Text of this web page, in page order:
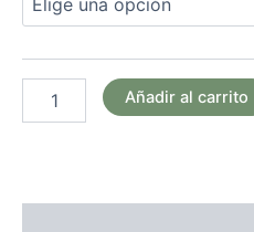
Añadir al carrito